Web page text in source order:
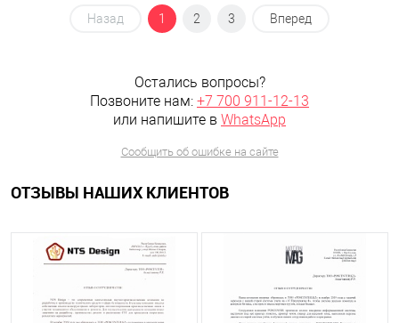
Назад 1 2 3 Вперед
Остались вопросы?
Позвоните нам: +7 700 911-12-13
или напишите в WhatsApp
Сообщить об ошибке на сайте
ОТЗЫВЫ НАШИХ КЛИЕНТОВ